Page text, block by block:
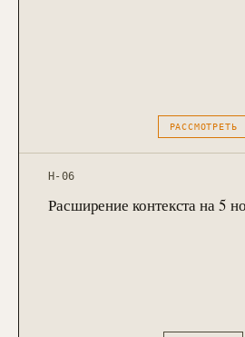
РАССМОТРЕТЬ
H-06
Расширение контекста на 5